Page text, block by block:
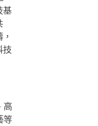
基
技
高
等